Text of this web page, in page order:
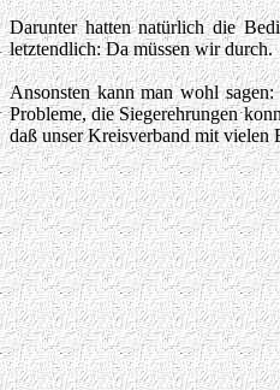
Darunter hatten natürlich die
letztendlich: Da müssen wir durch.
Ansonsten kann man wohl
Probleme, die Siegerehrungen
daß unser Kreisverband mit vielen